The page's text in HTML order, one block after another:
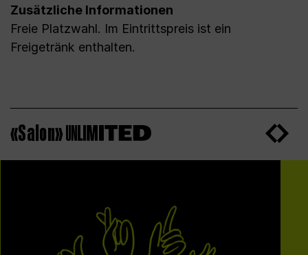
Zusätzliche Informationen
Freie Platzwahl. Im Eintrittspreis ist ein
Freigetränk enthalten.
«Salon»